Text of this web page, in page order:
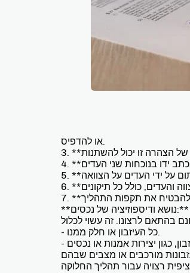
או להדפיס.
**נושא ודיספוזיציה של נכסים:**
- כל העיזבון או חלק ממנו.
מורכבים או מצבים שבהם